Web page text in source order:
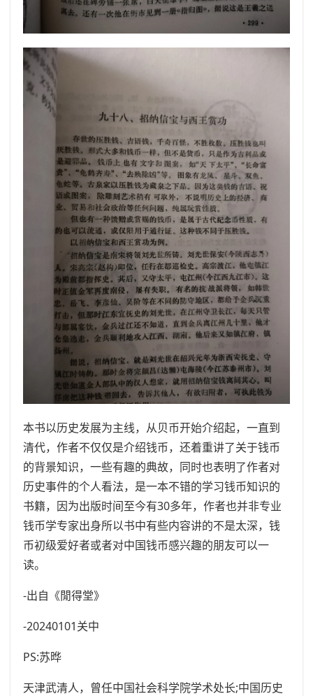
本书以历史发展为主线，从贝币开始介绍起，一直到
清代，作者不仅仅是介绍钱币，还着重讲了关于钱币
的背景知识，一些有趣的典故，同时也表明了作者对
历史事件的个人看法，是一本不错的学习钱币知识的
书籍，因为出版时间至今有30多年，作者也并非专业
钱币学专家出身所以书中有些内容讲的不是太深，钱
币初级爱好者或者对中国钱币感兴趣的朋友可以一
读。
-出自《閒得堂》
-20240101关中
PS:苏晔
天津武清人，曾任中国社会科学院学术处长;中国历史